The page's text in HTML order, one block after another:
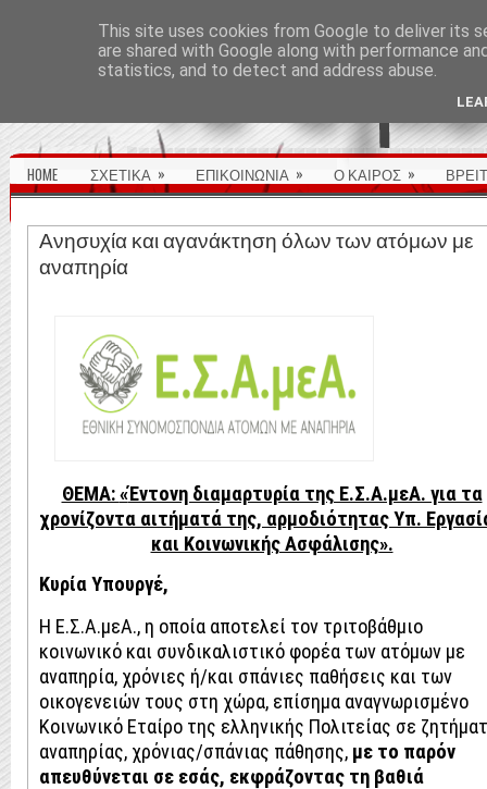
HOME ΣΧΕΤΙΚΑ » ΕΠΙΚΟΙΝΩΝΙΑ » Ο ΚΑΙΡΟΣ »
Ανησυχία και αγανάκτηση όλων των ατόμων με
αναπηρία
ΘΕΜΑ:«Έντονη διαμαρτυρία της Ε.Σ.Α.μεΑ. για τα
χρονίζοντα αιτήματά της, αρμοδιότητας Υπ.
και Κοινωνικής Ασφάλισης».
Κυρία Υπουργέ,
Η Ε.Σ.Α.μεΑ., η οποία αποτελεί τον τριτοβάθμιο
κοινωνικό και συνδικαλιστικό φορέα των ατόμων με
αναπηρία, χρόνιες ή/και σπάνιες παθήσεις και των
οικογενειών τους στη χώρα, επίσημα αναγνωρισμένο
Κοινωνικό Εταίρο της ελληνικής Πολιτείας σε
αναπηρίας, χρόνιας/σπάνιας πάθησης, με το παρόν
απευθύνεται σε εσάς, εκφράζοντας τη βαθιά
This site uses cookies from Google to deliver its
are shared with Google along with performance
statistics, and to detect and address abuse.